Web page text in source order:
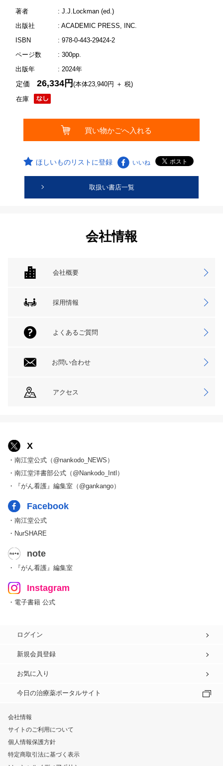
著者
: J.J.Lockman (ed.)
出版社
: ACADEMIC PRESS, INC.
ISBN
: 978-0-443-29424-2
ページ数
: 300pp.
出版年
: 2024年
在庫
定価26,334円(本体23,940円 ＋ 税)
ほしいものリストに登録 いいね
取扱い書店一覧
会社情報
会社概要
採用情報
よくあるご質問
お問い合わせ
アクセス
X
・南江堂公式（@nankodo_NEWS）
・南江堂洋書部公式（@Nankodo_Intl）
・『がん看護』編集室（@gankango）
Facebook
・南江堂公式
・NurSHARE
note
・『がん看護』編集室
Instagram
・電子書籍 公式
ログイン
新規会員登録
お気に入り
今日の治療薬ポータルサイト
会社情報
サイトのご利用について
個人情報保護方針
特定商取引法に基づく表示